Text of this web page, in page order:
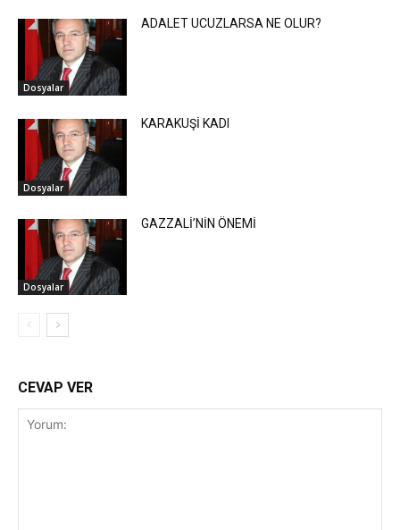
Dosyalar
ADALET UCUZLARSA NE OLUR?
Dosyalar
KARAKUŞİ KADI
Dosyalar
GAZZALİ’NİN ÖNEMİ
CEVAP VER